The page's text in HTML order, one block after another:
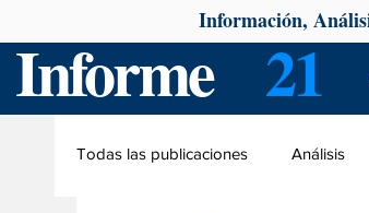
Informe 21
Información,
Todas las publicaciones Análisis